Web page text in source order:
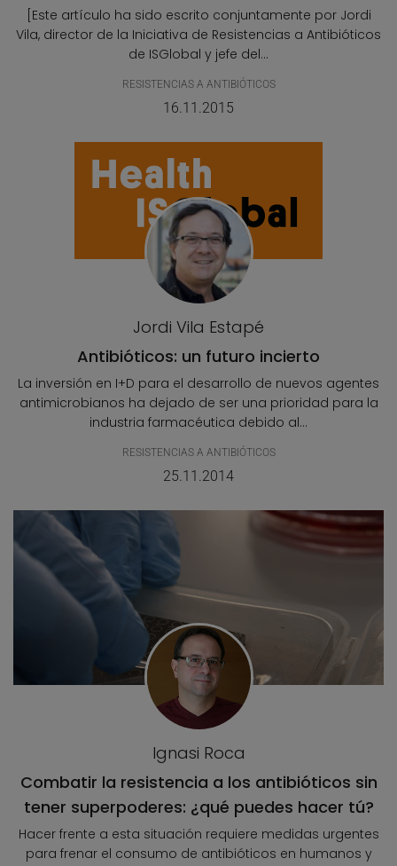
[Este artículo ha sido escrito conjuntamente por Jordi
Vila, director de la Iniciativa de Resistencias a Antibióticos
de ISGlobal y jefe del...
RESISTENCIAS A ANTIBIÓTICOS
16.11.2015
Jordi Vila Estapé
Antibióticos: un futuro incierto
La inversión en I+D para el desarrollo de nuevos agentes
antimicrobianos ha dejado de ser una prioridad para la
industria farmacéutica debido al...
RESISTENCIAS A ANTIBIÓTICOS
25.11.2014
Ignasi Roca
Combatir la resistencia a los antibióticos sin
tener superpoderes: ¿qué puedes hacer tú?
Hacer frente a esta situación requiere medidas urgentes
para frenar el consumo de antibióticos en humanos y